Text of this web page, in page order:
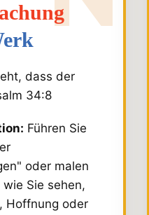
dass der
34:8
Führen Sie
oder malen
Sie sehen,
Hoffnung oder